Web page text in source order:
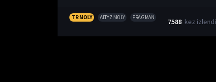
TR MOLY ALTYZ MOLY FRAGMAN 7588 kez izlendi